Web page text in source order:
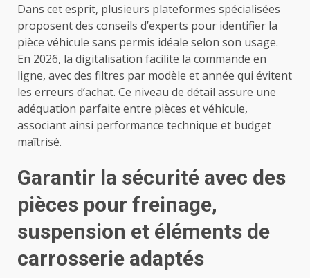
Dans cet esprit, plusieurs plateformes spécialisées
proposent des conseils d’experts pour identifier la
pièce véhicule sans permis idéale selon son usage.
En 2026, la digitalisation facilite la commande en
ligne, avec des filtres par modèle et année qui évitent
les erreurs d’achat. Ce niveau de détail assure une
adéquation parfaite entre pièces et véhicule,
associant ainsi performance technique et budget
maîtrisé.
Garantir la sécurité avec des
pièces pour freinage,
suspension et éléments de
carrosserie adaptés